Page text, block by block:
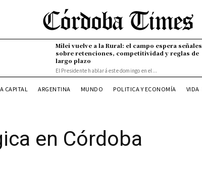
Milei vuelve a la Rural: el campo espera señales
sobre retenciones, competitividad y reglas de
largo plazo
El Presidente hablará este domingo en el...
CAPITAL ARGENTINA MUNDO POLITICA Y ECONOMÍA VIDA
en Córdoba